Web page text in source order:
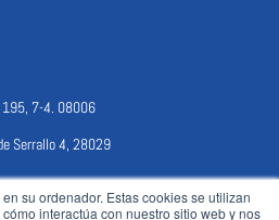
su ordenador. Estas cookies se utilizan
interactúa con nuestro sitio web y nos
195, 7-4. 08006
Serrallo 4, 28029